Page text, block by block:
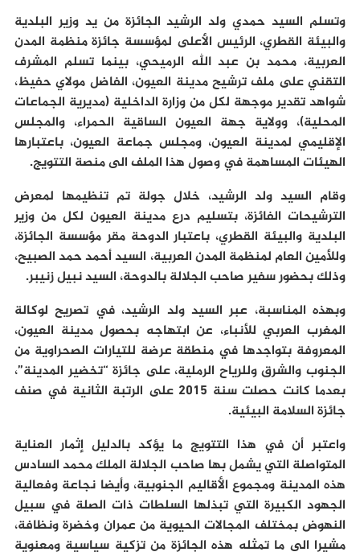
وتسلم السيد حمدي ولد الرشيد الجائزة من يد وزير البلدية
والبيئة القطري، الرئيس الأعلى لمؤسسة جائزة منظمة المدن
العربية، محمد بن عبد الله الرميحي، بينما تسلم المشرف
التقني على ملف ترشيح مدينة العيون، الفاضل مولاي حفيظ،
شواهد تقدير موجهة لكل من وزارة الداخلية (مديرية الجماعات
المحلية)، وولاية جهة العيون الساقية الحمراء، والمجلس
الإقليمي لمدينة العيون، ومجلس جماعة العيون، باعتبارها
الهيئات المساهمة في وصول هذا الملف الى منصة التتويج.
وقام السيد ولد الرشيد، خلال جولة تم تنظيمها لمعرض
الترشيحات الفائزة، بتسليم درع مدينة العيون لكل من وزير
البلدية والبيئة القطري، باعتبار الدوحة مقر مؤسسة الجائزة،
وللأمين العام لمنظمة المدن العربية، السيد أحمد حمد الصبيح،
وذلك بحضور سفير صاحب الجلالة بالدوحة، السيد نبيل زنيبر.
وبهذه المناسبة، عبر السيد ولد الرشيد، في تصريح لوكالة
المغرب العربي للأنباء، عن ابتهاجه بحصول مدينة العيون،
المعروفة بتواجدها في منطقة عرضة للتيارات الصحراوية من
الجنوب والشرق وللرياح الرملية، على جائزة “تخضير المدينة”،
بعدما كانت حصلت سنة 2015 على الرتبة الثانية في صنف
جائزة السلامة البيئية.
واعتبر أن في هذا التتويج ما يؤكد بالدليل إثمار العناية
المتواصلة التي يشمل بها صاحب الجلالة الملك محمد السادس
هذه المدينة ومجموع الأقاليم الجنوبية، وأيضا نجاعة وفعالية
الجهود الكبيرة التي تبذلها السلطات ذات الصلة في سبيل
النهوض بمختلف المجالات الحيوية من عمران وخضرة ونظافة،
مشيرا الى ما تمثله هذه الجائزة من تزكية سياسية ومعنوية